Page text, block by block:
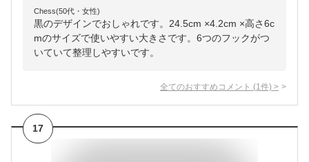
Chess(50代・女性)
黒のデザインでおしゃれです。24.5cm ×4.2cm ×高さ6c
mのサイズで使いやすい大きさです。6つのフックがつ
いていて整理しやすいです。
全てのおすすめコメント (1 件) >
17